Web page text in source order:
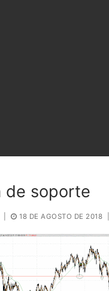
de soporte
18 DE AGOSTO DE 2018